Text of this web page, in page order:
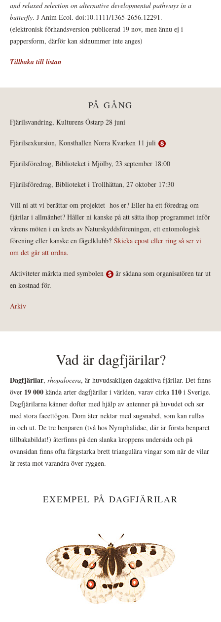
and relaxed selection on alternative developmental pathways in a
butterfly. J Anim Ecol. doi:10.1111/1365-2656.12291.
(elektronisk förhandsversion publicerad 19 nov, men ännu ej i
pappersform, därför kan sidnummer inte anges)
Tillbaka till listan
PÅ GÅNG
Fjärilsvandring, Kulturens Östarp 28 juni
Fjärilsexkursion, Konsthallen Norra Kvarken 11 juli
Fjärilsföredrag, Biblioteket i Mjölby, 23 september 18:00
Fjärilsföredrag, Biblioteket i Trollhättan, 27 oktober 17:30
Vill ni att vi berättar om projektet hos er? Eller ha ett föredrag om
fjärilar i allmänhet? Håller ni kanske på att sätta ihop programmet inför
vårens möten i en krets av Naturskyddsföreningen, ett entomologisk
förening eller kanske en fågelklubb? Skicka epost eller ring så ser vi
om det går att ordna.
Aktiviteter märkta med symbolen
är sådana som organisatören tar ut
en kostnad för.
Arkiv
Vad är dagfjärilar?
Dagfjärilar, rhopalocera, är huvudsakligen dagaktiva fjärilar. Det finns
över 19 000 kända arter dagfjärilar i världen, varav cirka 110 i Sverige.
Dagfjärilarna känner dofter med hjälp av antenner på huvudet och ser
med stora facettögon. Dom äter nektar med sugsnabel, som kan rullas
in och ut. De tre benparen (två hos Nymphalidae, där är första benparet
tillbakabildat!) återfinns på den slanka kroppens undersida och på
ovansidan finns ofta färgstarka brett triangulära vingar som när de vilar
är resta mot varandra över ryggen.
EXEMPEL PÅ DAGFJÄRILAR